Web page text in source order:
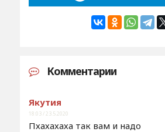
Комментарии
Якутия
18:03 / 23.5.2020
Пхахахаха так вам и надо